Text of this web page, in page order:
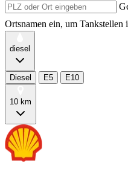
Ortsnamen ein, um
diesel
Diesel E5 E10
10 km